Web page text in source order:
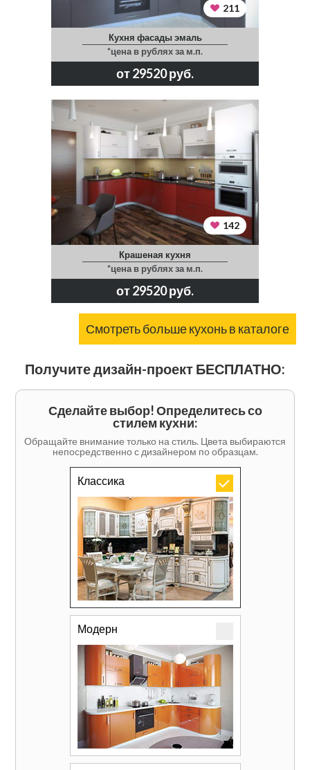
211
Кухня фасады эмаль
*цена в рублях за м.п.
от 29520 руб.
142
Крашеная кухня
*цена в рублях за м.п.
от 29520 руб.
Смотреть больше кухонь в каталоге
Получите дизайн-проект БЕСПЛАТНО:
Сделайте выбор! Определитесь со
стилем кухни:
Обращайте внимание только на стиль. Цвета выбираются
непосредственно с дизайнером по образцам.
Классика
Модерн